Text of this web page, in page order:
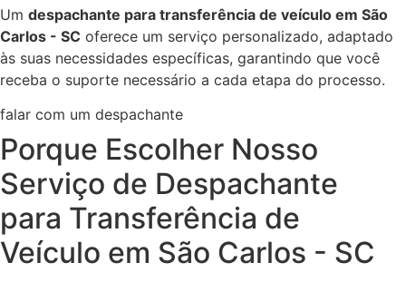
Um despachante para transferência de veículo em São
Carlos - SC oferece um serviço personalizado, adaptado
às suas necessidades específicas, garantindo que você
receba o suporte necessário a cada etapa do processo.
falar com um despachante
Porque Escolher Nosso
Serviço de Despachante
para Transferência de
Veículo em São Carlos - SC